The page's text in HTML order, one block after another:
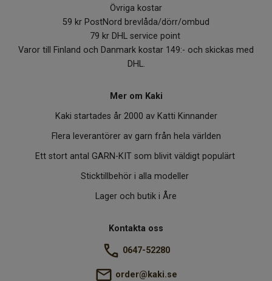
Övriga kostar
59 kr PostNord brevlåda/dörr/ombud
79 kr DHL service point
Varor till Finland och Danmark kostar 149:- och skickas med
DHL.
Mer om Kaki
Kaki startades år 2000 av Katti Kinnander
Flera leverantörer av garn från hela världen
Ett stort antal GARN-KIT som blivit väldigt populärt
Sticktillbehör i alla modeller
Lager och butik i Åre
Kontakta oss
0647-52280
order@kaki.se